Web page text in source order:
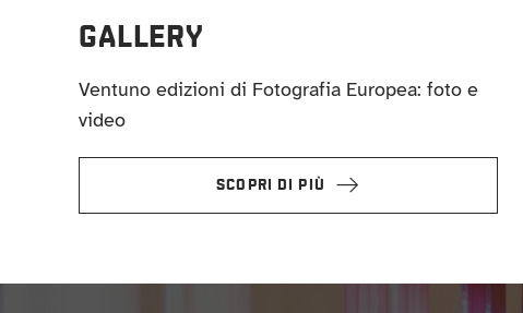
GALLERY
Ventuno edizioni di Fotografia Europea: foto e
video
SCOPRI DI PIÙ